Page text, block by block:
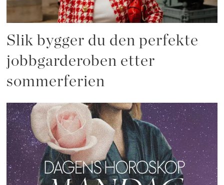
Slik bygger du den perfekte
jobbgarderoben etter
sommerferien